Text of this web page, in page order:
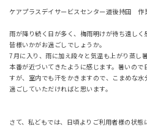
リクル
お問い合
ケアプラスデイサービスセンター道後持田 作
雨が降り続く日が多く、梅雨明けが待ち遠しく
皆様いかがお過ごしでしょうか。
7月に入り、雨に加え段々と気温も上がり蒸し
本番が近づいてきたように感じます。暑いの
すが、室内でも汗をかきますので、こまめな
過ごしていただければと思います。
さて、私どもでは、日頃よりご利用者様の状